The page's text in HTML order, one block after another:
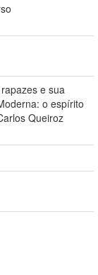
e sua
o espírito
Queiroz